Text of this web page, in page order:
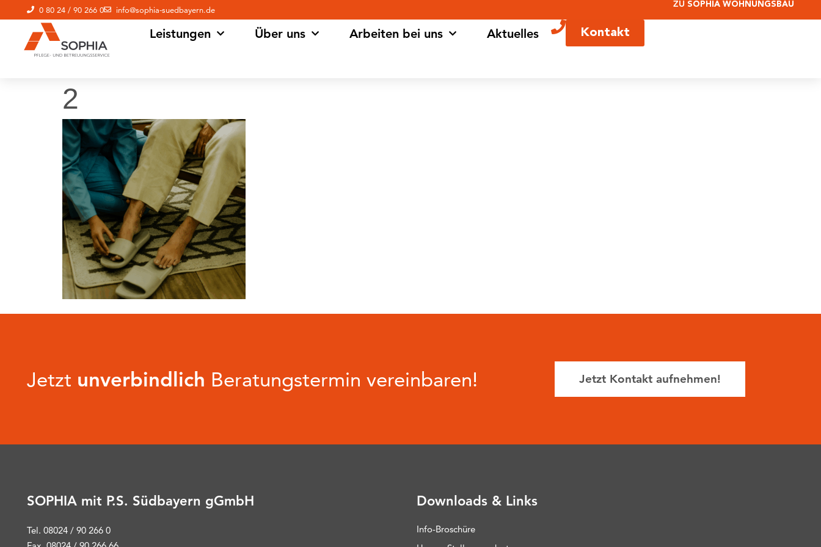
0 80 24 / 90 266 0 info@sophia-suedbayern.de
ZU SOPHIA WOHNUNGSBAU
Leistungen Über uns Arbeiten bei uns Aktuelles Kontakt
2
Jetzt unverbindlich Beratungstermin vereinbaren! Jetzt Kontakt aufnehmen!
SOPHIA mit P.S. Südbayern gGmbH
Tel. 08024 / 90 266 0
Downloads & Links
Info-Broschüre